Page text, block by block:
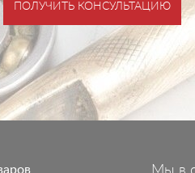
ПОЛУЧИТЬ КОНСУЛЬТАЦИЮ